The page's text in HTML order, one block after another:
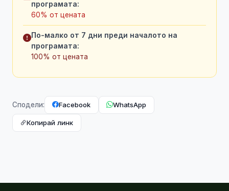
програмата:
60% от цената
По-малко от 7 дни преди началото на
програмата:
100% от цената
Сподели: Facebook WhatsApp
Копирай линк